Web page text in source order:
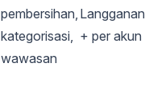
pembersihan,
kategorisasi,
wawasan
Langganan
+ per akun